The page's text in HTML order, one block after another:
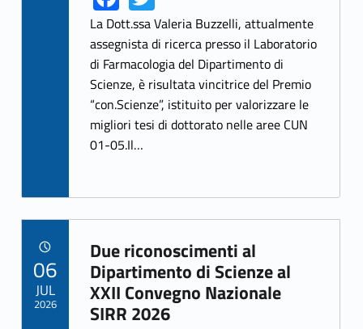
ce
b
o
o
k
w
itt
er
La Dott.ssa Valeria Buzzelli, attualmente
assegnista di ricerca presso il Laboratorio
di Farmacologia del Dipartimento di
Scienze, è risultata vincitrice del Premio
“con.Scienze”, istituito per valorizzare le
migliori tesi di dottorato nelle aree CUN
01-05.Il…
Link identifier archive #link-archive-10997
Due riconoscimenti al
Dipartimento di Scienze al
XXII Convegno Nazionale
SIRR 2026
06
JUL
2026